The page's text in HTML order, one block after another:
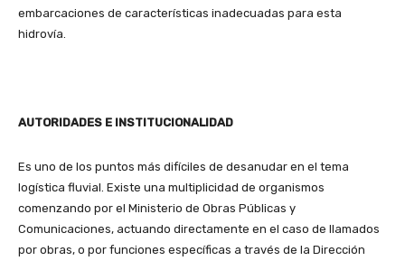
embarcaciones de características inadecuadas para esta
hidrovía.
AUTORIDADES E INSTITUCIONALIDAD
Es uno de los puntos más difíciles de desanudar en el tema
logística fluvial. Existe una multiplicidad de organismos
comenzando por el Ministerio de Obras Públicas y
Comunicaciones, actuando directamente en el caso de llamados
por obras, o por funciones específicas a través de la Dirección